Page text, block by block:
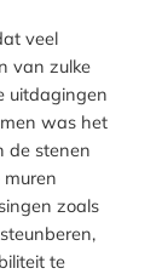
veel
van zulke
uitdagingen
was het
de stenen
zoals
te